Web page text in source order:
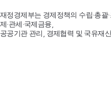
재정경제부는 경제정책의 수립·총괄
제·관세·국제금융,
공공기관 관리, 경제협력 및 국유재